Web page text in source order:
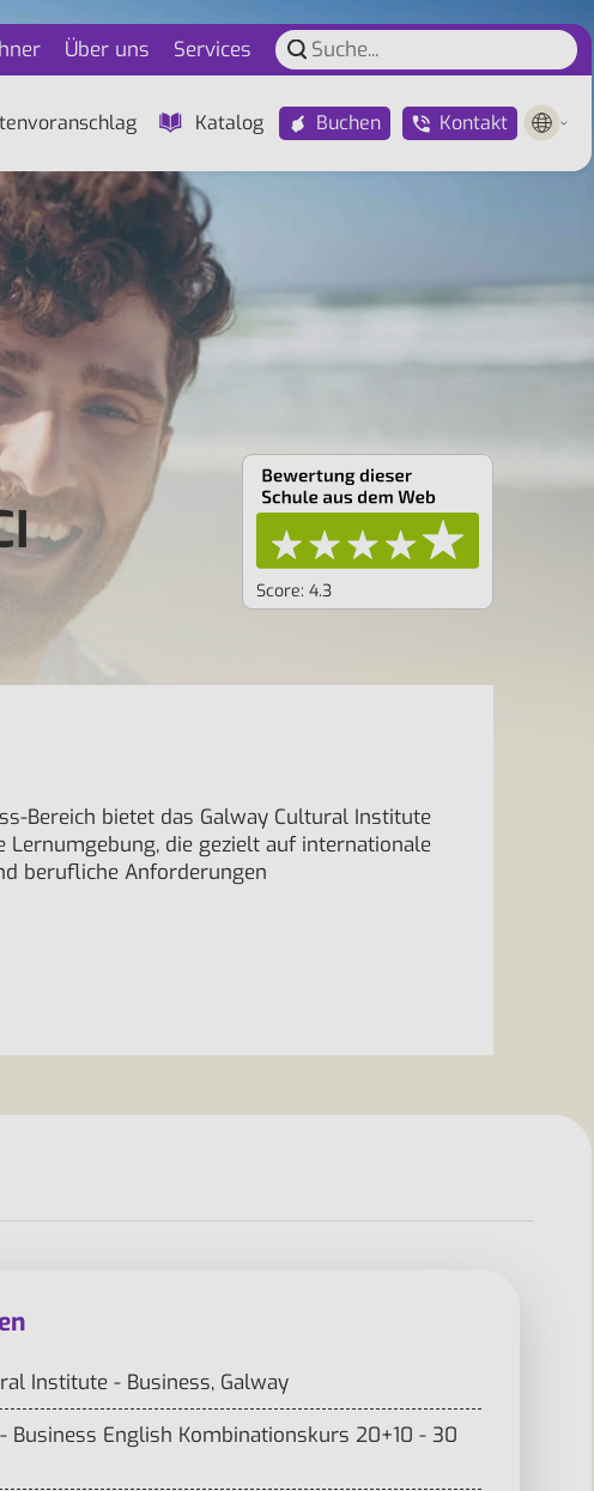
Über uns Services
Katalog Buchen Kontakt
Score: 4.3
Bereich bietet das Galway Cultural Institute
Lernumgebung, die gezielt auf internationale
berufliche Anforderungen
Institute - Business, Galway
Business English Kombinationskurs 20+10 - 30